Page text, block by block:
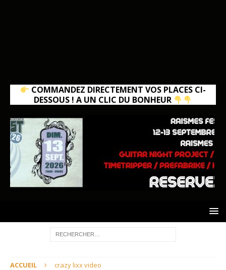
COMMANDEZ DIRECTEMENT VOS PLACES CI-
DESSOUS ! A UN CLIC DU BONHEUR
ACCUEIL crazy lixx video